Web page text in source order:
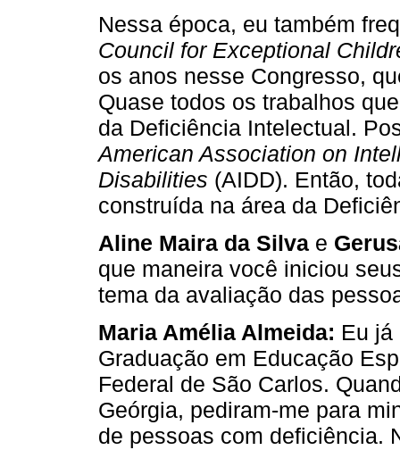
Nessa época, eu também
Council for Exceptional
os anos nesse Congresso,
Quase todos os trabalhos
da Deficiência Intelectual.
American Association on
Disabilities (AIDD). Então,
construída na área da
Aline Maira da Silva e
que maneira você iniciou
tema da avaliação das
Maria Amélia Almeida: Eu já
Graduação em Educação
Federal de São Carlos.
Geórgia, pediram-me para
de pessoas com deficiência.